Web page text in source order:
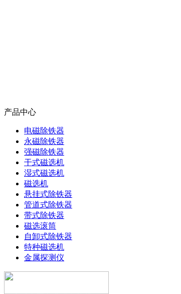
产品中心
电磁除铁器
永磁除铁器
强磁除铁器
干式磁选机
湿式磁选机
磁选机
悬挂式除铁器
管道式除铁器
带式除铁器
磁选滚筒
自卸式除铁器
特种磁选机
金属探测仪